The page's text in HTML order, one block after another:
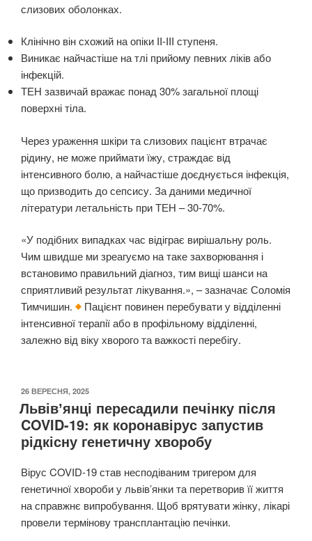
слизових оболонках.
Клінічно він схожий на опіки II-III ступеня.
Виникає найчастіше на тлі прийому певних ліків або
інфекцій.
ТЕН зазвичай вражає понад 30% загальної площі
поверхні тіла.
Через ураження шкіри та слизових пацієнт втрачає
рідину, не може приймати їжу, страждає від
інтенсивного болю, а найчастіше доєднується інфекція,
що призводить до сепсису. За даними медичної
літератури летальність при ТЕН – 30-70%.
«У подібних випадках час відіграє вирішальну роль.
Чим швидше ми зреагуємо на таке захворювання і
встановимо правильний діагноз, тим вищі шанси на
сприятливий результат лікування.», – зазначає Соломія
Тимчишин.
Пацієнт повинен перебувати у відділенні
інтенсивної терапії або в профільному відділенні,
залежно від віку хворого та важкості перебігу.
ОПУБЛІКОВАНО
26 ВЕРЕСНЯ, 2025
Львівʼянці пересадили печінку після
COVID-19: як коронавірус запустив
рідкісну генетичну хворобу
Вірус COVID-19 став несподіваним тригером для
генетичної хвороби у львів’янки та перетворив її життя
на справжнє випробування. Щоб врятувати жінку, лікарі
провели термінову трансплантацію печінки.